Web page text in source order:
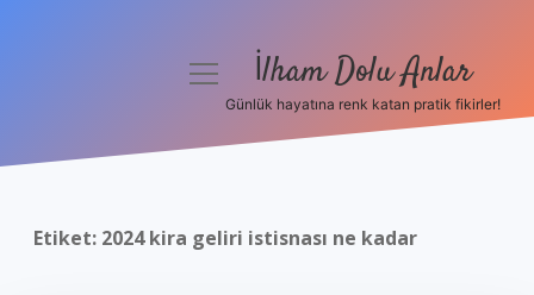
menüyü İlham Dolu Anlar
Günlük hayatına renk katan pratik fikirler!
Etiket: 2024 kira geliri istisnası ne kadar